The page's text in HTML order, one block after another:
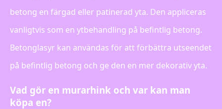
betong en färgad eller patinerad yta. Den appliceras
vanligtvis som en ytbehandling på befintlig betong.
Betonglasyr kan användas för att förbättra utseendet
på befintlig betong och ge den en mer dekorativ yta.
Vad gör en murarhink och var kan man
köpa en?